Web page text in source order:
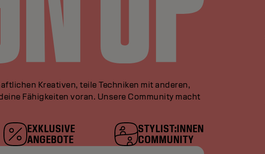
Kreativen, teile Techniken mit anderen,
Fähigkeiten voran. Unsere Community macht
EXKLUSIVE
ANGEBOTE
STYLIST:INNEN
COMMUNITY